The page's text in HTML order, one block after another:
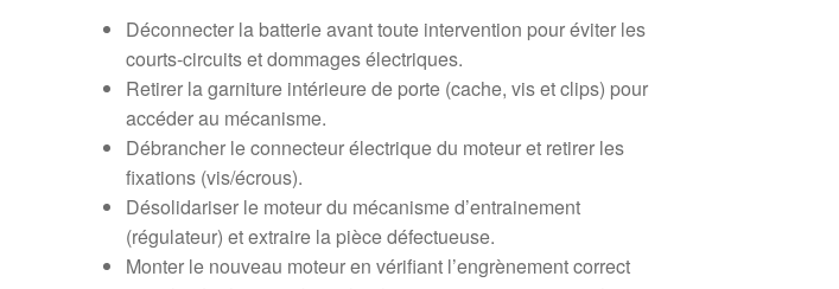
Déconnecter la batterie avant toute intervention pour éviter les
courts‑circuits et dommages électriques.
Retirer la garniture intérieure de porte (cache, vis et clips) pour
accéder au mécanisme.
Débrancher le connecteur électrique du moteur et retirer les
fixations (vis/écrous).
Désolidariser le moteur du mécanisme d’entrainement
(régulateur) et extraire la pièce défectueuse.
Monter le nouveau moteur en vérifiant l’engrènement correct